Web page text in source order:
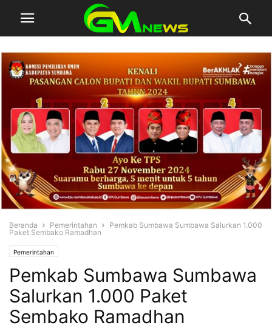
Beranda Pemerintahan
Pemkab Sumbawa Sumbawa Salurkan 1.000
Paket Sembako Ramadhan
Pemerintahan
Pemkab Sumbawa Sumbawa
Salurkan 1.000 Paket
Sembako Ramadhan